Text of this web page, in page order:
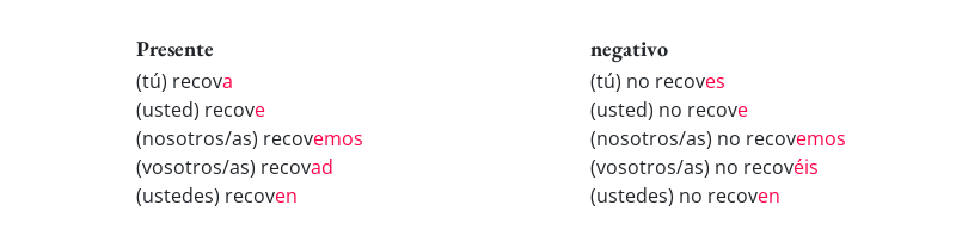
Presente
(tú) recova
(usted) recove
(nosotros/as) recovemos
(vosotros/as) recovad
(ustedes) recoven
negativo
(tú) no recoves
(usted) no recove
(nosotros/as) no recovemos
(vosotros/as) no recovéis
(ustedes) no recoven